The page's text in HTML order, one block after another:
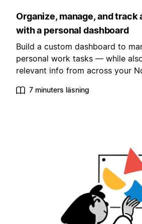
Organize, manage, and track
with a personal dashboard
Build a custom dashboard to
personal work tasks — while
relevant info from across your
7 minuters läsning